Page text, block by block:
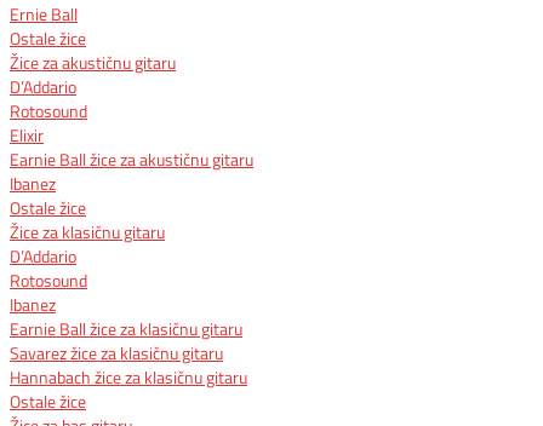
Ernie Ball
Ostale žice
Žice za akustičnu gitaru
D’Addario
Rotosound
Elixir
Earnie Ball žice za akustičnu gitaru
Ibanez
Ostale žice
Žice za klasičnu gitaru
D’Addario
Rotosound
Ibanez
Earnie Ball žice za klasičnu gitaru
Savarez žice za klasičnu gitaru
Hannabach žice za klasičnu gitaru
Ostale žice